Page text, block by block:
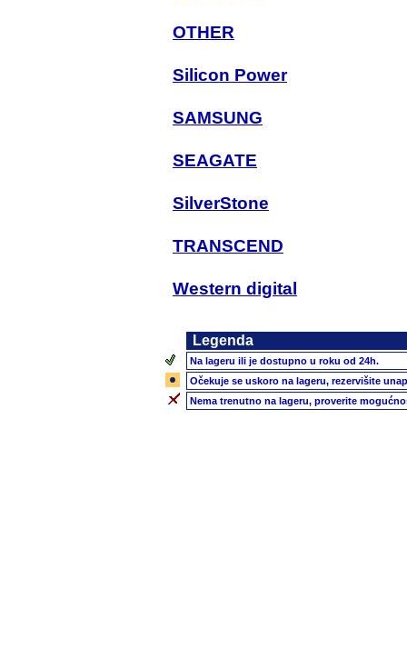
OTHER
Silicon Power
SAMSUNG
SEAGATE
SilverStone
TRANSCEND
Western digital
Legenda
Na lageru ili je dostupno u roku od 24h.
Očekuje se uskoro na lageru, rezervišite
Nema trenutno na lageru, proverite